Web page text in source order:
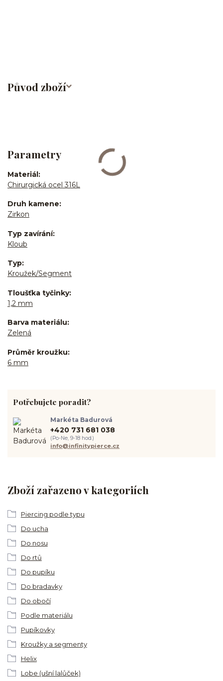
Původ zboží
Parametry
Materiál
Chirurgická ocel 316L
Druh kamene
Zirkon
Typ zavírání
Kloub
Typ
Kroužek/Segment
Tloušťka tyčinky
1,2 mm
Barva materiálu
Zelená
Průměr kroužku
6 mm
Zboží zařazeno v kategoriích
Piercing podle typu
Do ucha
Do nosu
Do rtů
Do pupíku
Do bradavky
Do obočí
Podle materiálu
Pupíkovky
Kroužky a segmenty
Helix
Lobe (ušní lalůček)
Potřebujete poradit?
Markéta Badurová
+420 731 681 038
(Po-Ne, 9-18 hod.)
info@infinitypierce.cz